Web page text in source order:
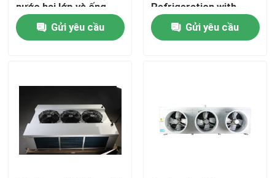
Trang chủ
Tham quan nhà máy
nước hai lớp và ống
trao đổi nhiệt để làm
mát hiệu suất
Gửi yêu cầu
Refrigeration with
Bitzer Compressor
Comprehensive
Product Line for Wide
Gửi yêu cầu